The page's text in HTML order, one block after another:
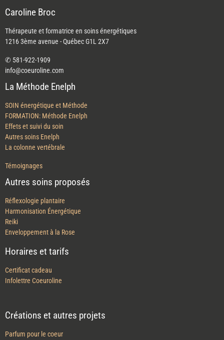
Caroline Broc
Thérapeute et formatrice en soins énergétiques
1216 3ème avenue - Québec G1L 2X7
✆ 581-922-1909
info@coeuroline.com
La Méthode Enelph
SOIN énergétique et Méthode
FORMATION: Méthode Enelph
Effets et suivi du soin
Autres soins Enelph
La colonne vertébrale
Témoignages
Autres soins proposés
Réflexologie plantaire
Harmonisation Énergétique
Reiki
Enveloppement à la Rose
Horaires et tarifs
Certificat cadeau
Infolettre Coeuroline
Créations et autres projets
Parfum pour le coeur